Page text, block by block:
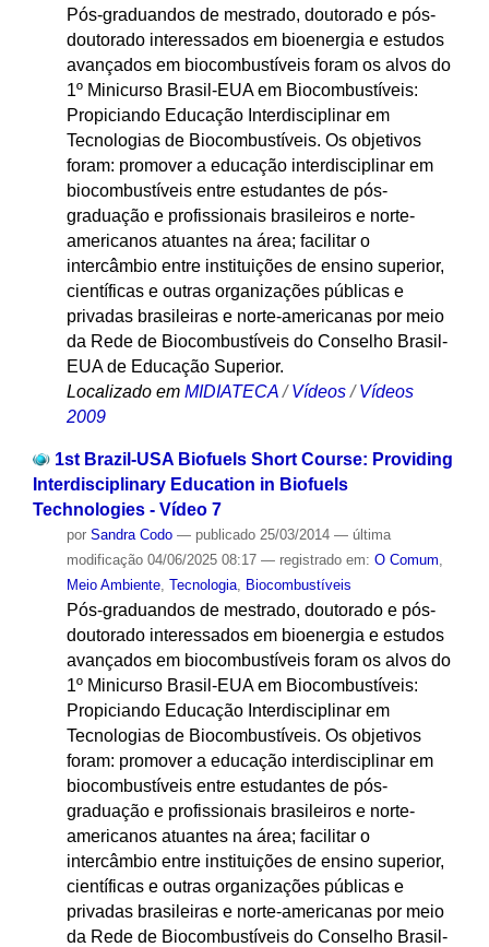
Pós-graduandos de mestrado, doutorado e pós-
doutorado interessados em bioenergia e estudos
avançados em biocombustíveis foram os alvos do
1º Minicurso Brasil-EUA em Biocombustíveis:
Propiciando Educação Interdisciplinar em
Tecnologias de Biocombustíveis. Os objetivos
foram: promover a educação interdisciplinar em
biocombustíveis entre estudantes de pós-
graduação e profissionais brasileiros e norte-
americanos atuantes na área; facilitar o
intercâmbio entre instituições de ensino superior,
científicas e outras organizações públicas e
privadas brasileiras e norte-americanas por meio
da Rede de Biocombustíveis do Conselho Brasil-
EUA de Educação Superior.
Localizado em MIDIATECA /Vídeos /Vídeos
2009
1st Brazil-USA Biofuels Short Course: Providing
Interdisciplinary Education in Biofuels
Technologies - Vídeo 7
por Sandra Codo — publicado25/03/2014 — última
modificação04/06/2025 08:17 — registrado em: O Comum
Meio Ambiente, Tecnologia, Biocombustíveis
Pós-graduandos de mestrado, doutorado e pós-
doutorado interessados em bioenergia e estudos
avançados em biocombustíveis foram os alvos do
1º Minicurso Brasil-EUA em Biocombustíveis:
Propiciando Educação Interdisciplinar em
Tecnologias de Biocombustíveis. Os objetivos
foram: promover a educação interdisciplinar em
biocombustíveis entre estudantes de pós-
graduação e profissionais brasileiros e norte-
americanos atuantes na área; facilitar o
intercâmbio entre instituições de ensino superior,
científicas e outras organizações públicas e
privadas brasileiras e norte-americanas por meio
da Rede de Biocombustíveis do Conselho Brasil-